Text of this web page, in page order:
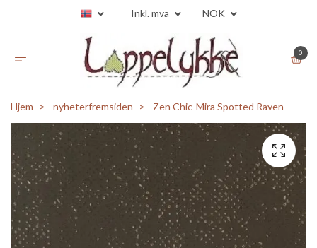
Inkl. mva NOK
0
Hjem nyheterfremsiden Zen Chic-Mira Spotted Raven